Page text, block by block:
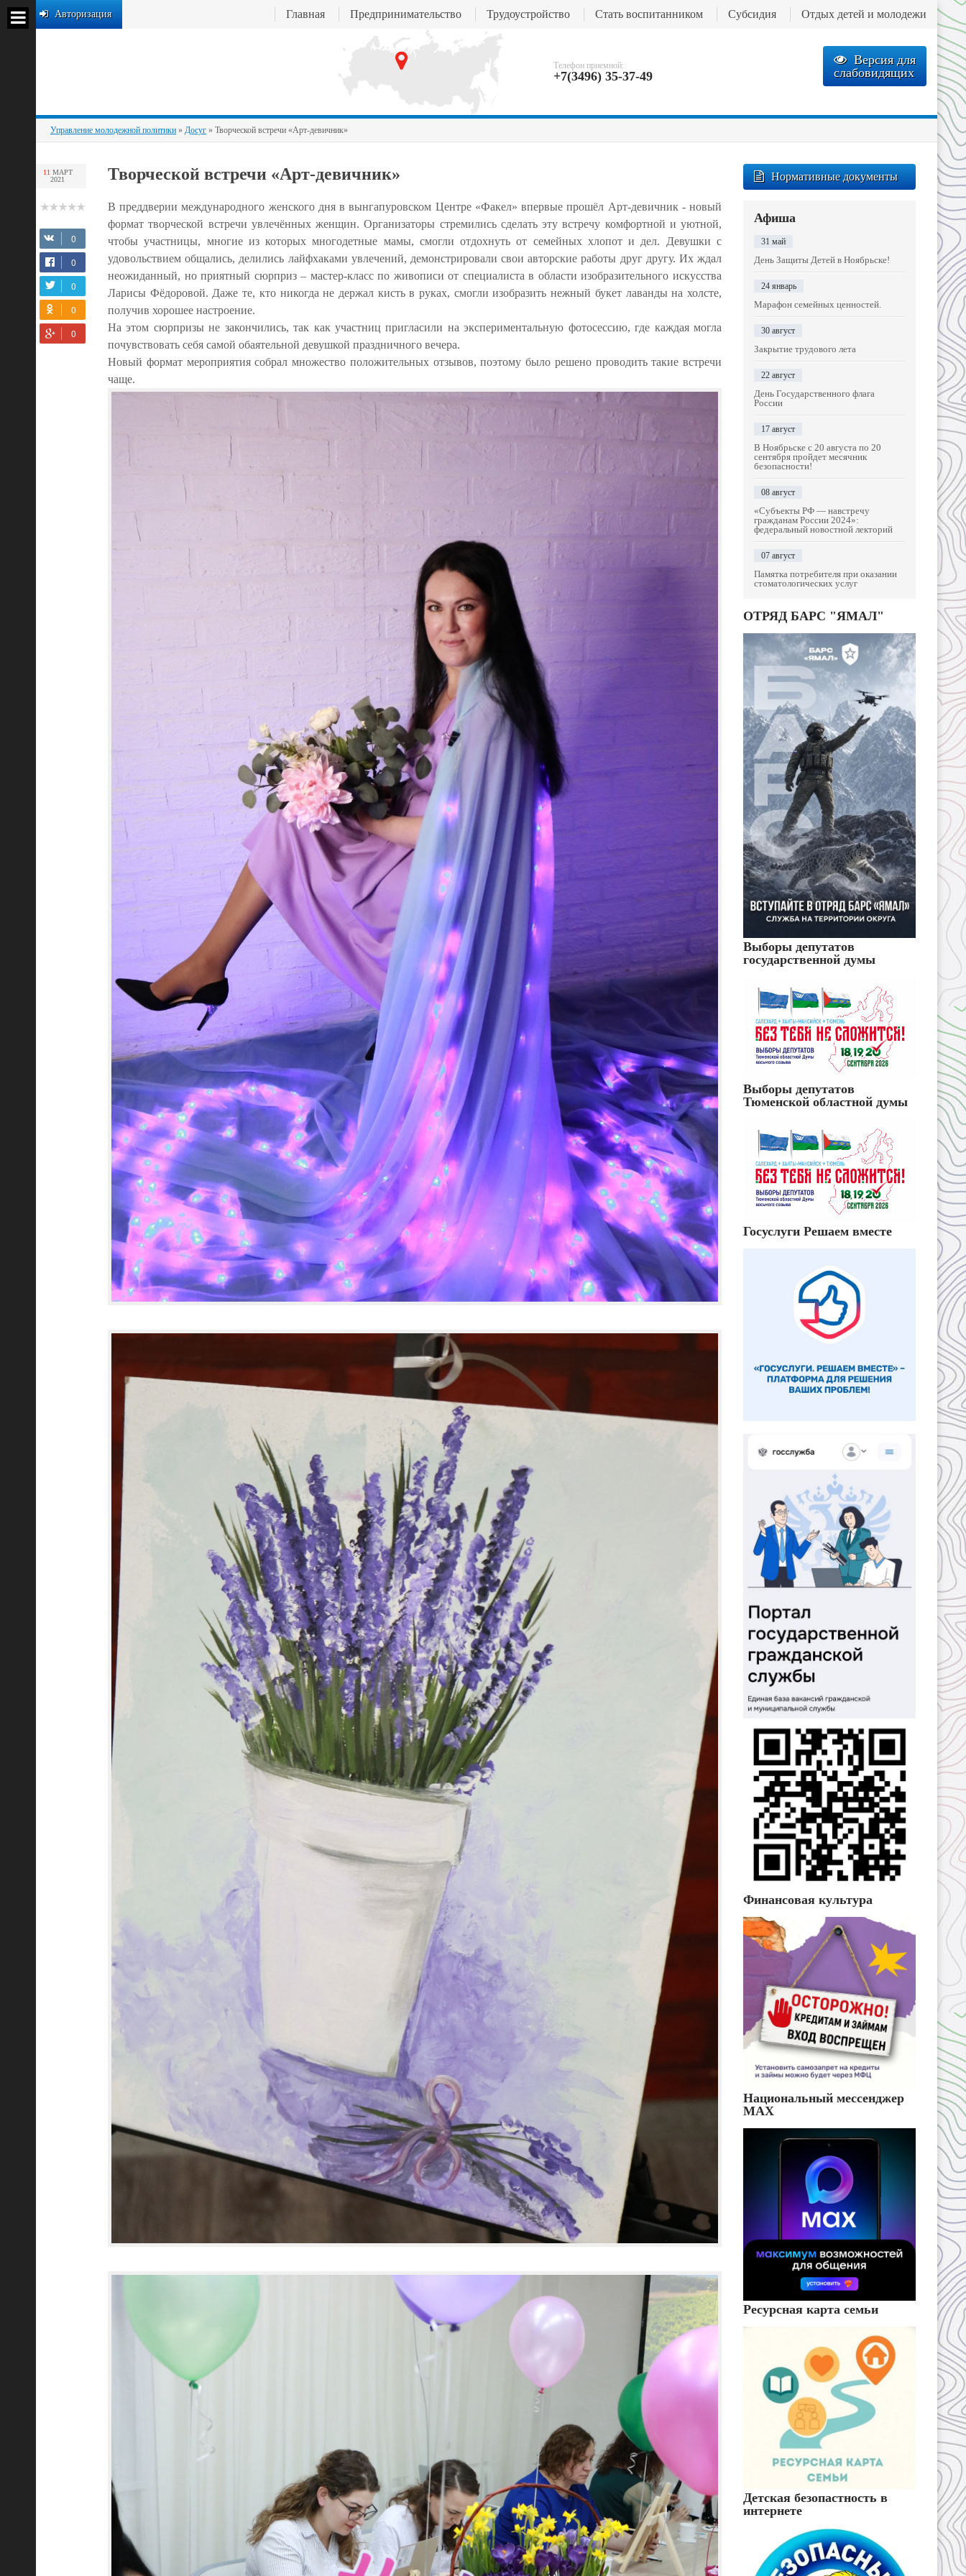
Телефон приемной:
+7(3496) 35-37-49
Версия для
слабовидящих
Авторизация Главная Предпринимательство Трудоустройство Стать воспитанником Субсидия Отдых детей и молодежи
Управление молодежной политики » Досуг » Творческой встречи «Арт-девичник»
11 МАРТ
2021
Творческой встречи «Арт-девичник»
В преддверии международного женского дня в вынгапуровском Центре «Факел» впервые прошёл Арт-девичник - новый
формат творческой встречи увлечённых женщин. Организаторы стремились сделать эту встречу комфортной и уютной,
чтобы участницы, многие из которых многодетные мамы, смогли отдохнуть от семейных хлопот и дел. Девушки с
удовольствием общались, делились лайфхаками увлечений, демонстрировали свои авторские работы друг другу. Их ждал
неожиданный, но приятный сюрприз – мастер-класс по живописи от специалиста в области изобразительного искусства
Ларисы Фёдоровой. Даже те, кто никогда не держал кисть в руках, смогли изобразить нежный букет лаванды на холсте,
получив хорошее настроение.
На этом сюрпризы не закончились, так как участниц пригласили на экспериментальную фотосессию, где каждая могла
почувствовать себя самой обаятельной девушкой праздничного вечера.
Новый формат мероприятия собрал множество положительных отзывов, поэтому было решено проводить такие встречи
чаще.
Нормативные документы
Афиша
31 май
День Защиты Детей в Ноябрьске!
24 январь
Марафон семейных ценностей.
30 август
Закрытие трудового лета
22 август
День Государственного флага
России
17 август
В Ноябрьске с 20 августа по 20
сентября пройдет месячник
безопасности!
08 август
«Субъекты РФ — навстречу
гражданам России 2024»:
федеральный новостной лекторий
07 август
Памятка потребителя при оказании
стоматологических услуг
ОТРЯД БАРС "ЯМАЛ"
Выборы депутатов
государственной думы
Выборы депутатов
Тюменской областной думы
Госуслуги Решаем вместе
Финансовая культура
Национальный мессенджер
MAX
Ресурсная карта семьи
Детская безопастность в
интернете